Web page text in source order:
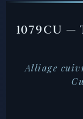
1079CU —
Alliage